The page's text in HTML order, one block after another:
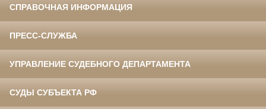
СПРАВОЧНАЯ ИНФОРМАЦИЯ
ПРЕСС-СЛУЖБА
УПРАВЛЕНИЕ СУДЕБНОГО ДЕПАРТАМЕНТА
СУДЫ СУБЪЕКТА РФ